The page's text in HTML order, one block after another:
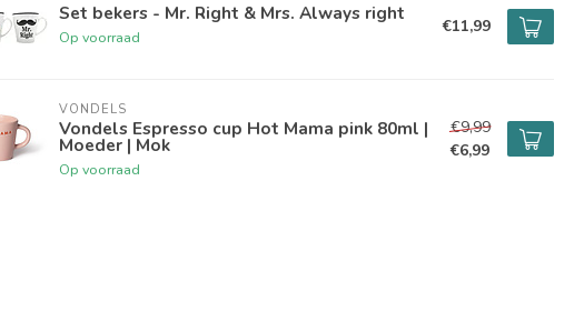
Set bekers - Mr. Right & Mrs. Always right
Op voorraad
€11,99
VONDELS
Vondels Espresso cup Hot Mama pink 80ml |
Moeder | Mok
Op voorraad
€9,99
€6,99